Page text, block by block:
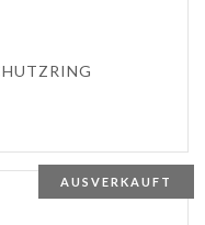
AUSVERKAUFT